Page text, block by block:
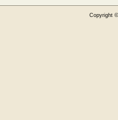
Copyright